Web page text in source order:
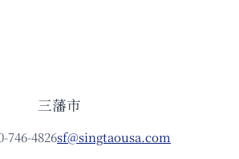
三藩市
746-4826sf@singtaousa.com